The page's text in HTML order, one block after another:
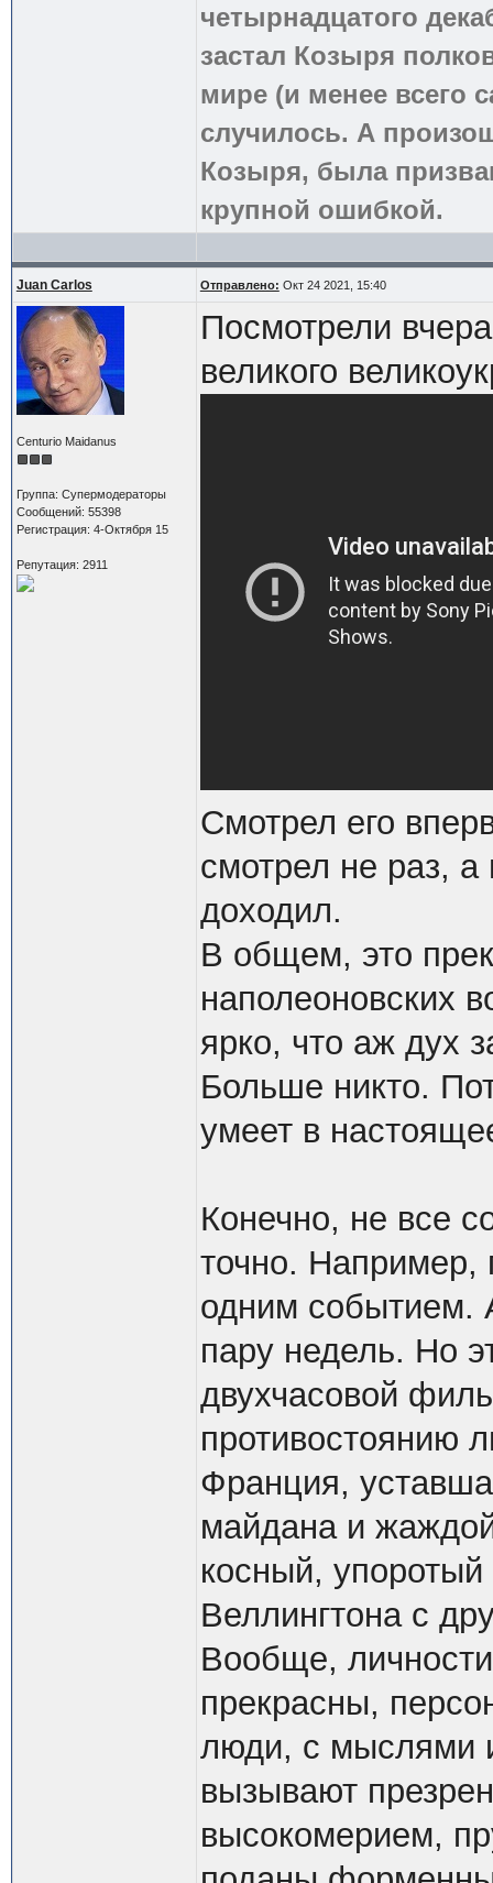
четырнадцатого
застал Козыря
мире (и менее всего
случилось. А
Козыря, была
крупной ошибкой.
Juan Carlos Отправлено: Окт 24 2021, 15:40
Centurio Maidanus
Группа: Супермодераторы
Сообщений: 55398
Регистрация: 4-Октября 15
Репутация: 2911
Посмотрели
великого
Смотрел его
смотрел не раз, а
доходил.
В общем, это
наполеоновских
ярко, что аж дух
Больше никто.
умеет в
Конечно, не все
точно. Например,
одним событием.
пару недель. Но
двухчасовой
противостоянию
Франция,
майдана и
косный,
Веллингтона с
Вообще,
прекрасны,
люди, с мыслями
вызывают
высокомерием,